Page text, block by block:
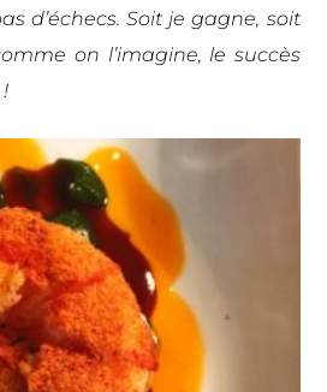
d’échecs. Soit je gagne, soit
on l’imagine, le succès